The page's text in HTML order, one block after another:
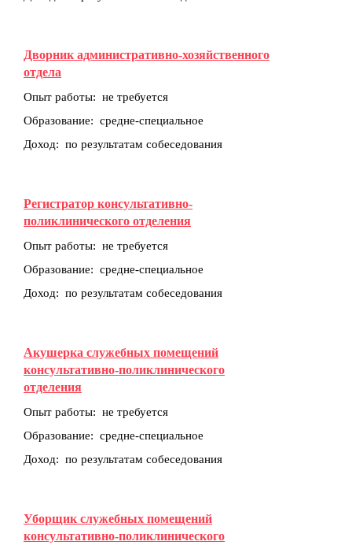
Дворник административно-хозяйственного
отдела
Опыт работы: не требуется
Образование: средне-специальное
Доход: по результатам собеседования
Регистратор консультативно-
поликлинического отделения
Опыт работы: не требуется
Образование: средне-специальное
Доход: по результатам собеседования
Акушерка служебных помещений
консультативно-поликлинического
отделения
Опыт работы: не требуется
Образование: средне-специальное
Доход: по результатам собеседования
Уборщик служебных помещений
консультативно-поликлинического